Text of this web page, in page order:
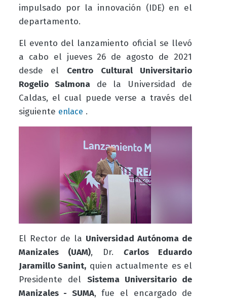
impulsado por la innovación (IDE) en el
departamento.
El evento del lanzamiento oficial se llevó
a cabo el jueves 26 de agosto de 2021
desde el Centro Cultural Universitario
Rogelio Salmonade la Universidad de
Caldas, el cual puede verse a través del
siguiente enlace .
El Rector de la Universidad Autónoma de
Manizales (UAM), Dr. Carlos Eduardo
Jaramillo Sanint, quien actualmente es el
Presidente del Sistema Universitario de
Manizales - SUMA, fue el encargado de